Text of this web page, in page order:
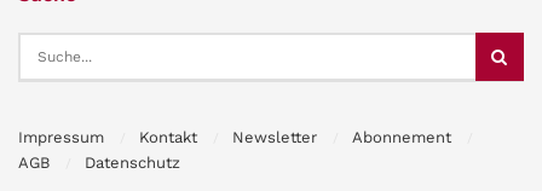
Impressum Kontakt Newsletter
Abonnement
AGB
Datenschutz